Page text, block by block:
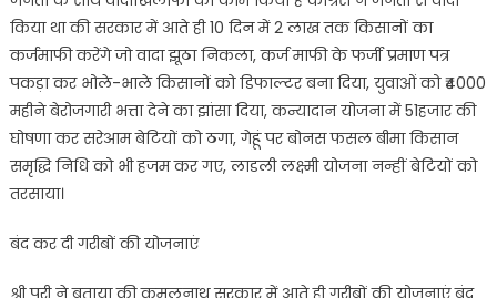
किया था की सरकार में आते ही 10 दिन में 2 लाख तक किसानों का
कर्जमाफी करेंगे जो वादा झूठा निकला, कर्ज माफी के फर्जी प्रमाण पत्र
पकड़ा कर भोले-भाले किसानों को डिफाल्टर बना दिया, युवाओं को ₹4000
महीने बेरोजगारी भत्ता देने का झांसा दिया, कन्यादान योजना में 51हजार की
घोषणा कर सरेआम बेटियों को ठगा, गेहूं पर बोनस फसल बीमा किसान
समृद्धि निधि को भी हजम कर गए, लाडली लक्ष्मी योजना नन्हीं बेटियों को
तरसाया।
बंद कर दी गरीबों की योजनाएं
श्री पुरी ने बताया की कमलनाथ सरकार में आते ही गरीबों की योजनाएं बंद